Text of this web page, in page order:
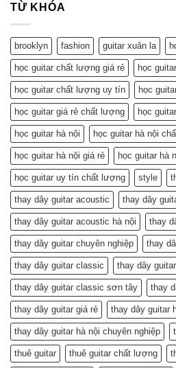
TỪ KHÓA
brooklyn fashion guitar xuân la
học guitar chất lượng giá rẻ học
học guitar chất lượng uy tín học
học guitar giá rẻ chất lượng học
học guitar hà nội học guitar hà nội
học guitar hà nội giá rẻ học guitar hà
học guitar uy tín chất lượng style
thay dây guitar acoustic thay dây
thay dây guitar acoustic hà nội thay
thay dây guitar chuyên nghiệp thay
thay dây guitar classic thay dây
thay dây guitar classic sơn tây thay
thay dây guitar giá rẻ thay dây guitar
thay dây guitar hà nội chuyên nghiệp
thuê guitar thuê guitar chất lượng